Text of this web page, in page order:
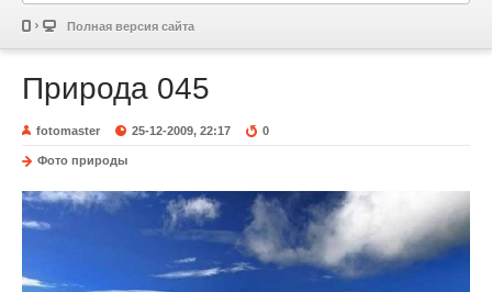
Полная версия сайта
Природа 045
fotomaster 25-12-2009, 22:17 0
Фото природы